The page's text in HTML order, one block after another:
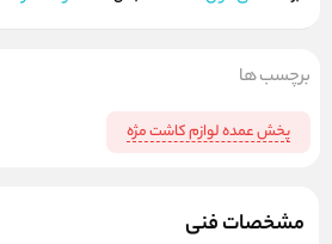
مشخصات فنی
برچسب ها
پخش عمده لوازم کاشت مژه